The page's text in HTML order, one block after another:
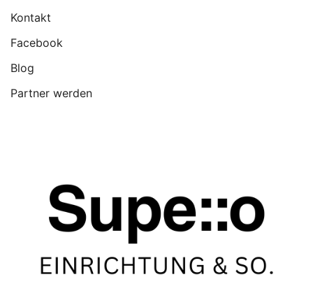
Kontakt
Facebook
Blog
Partner werden